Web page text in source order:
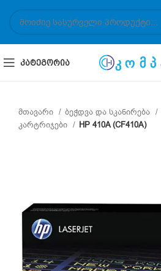
ᲙᲐᲢᲔᲒᲝᲠᲘᲐ
მთავარი ბეჭდვა და სკანირება
კარტრიჯები
HP 410A (CF410A)